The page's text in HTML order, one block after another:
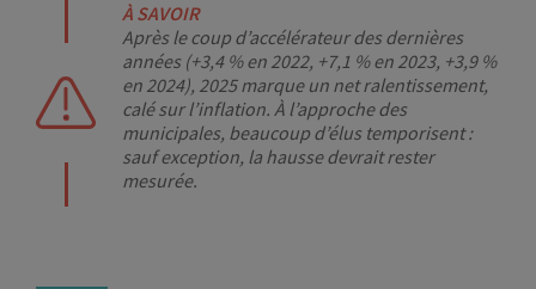
À SAVOIR
Après le coup d’accélérateur des dernières
années (+3,4 % en 2022, +7,1 % en 2023, +3,9 %
en 2024), 2025 marque un net ralentissement,
calé sur l’inflation. À l’approche des
municipales, beaucoup d’élus temporisent :
sauf exception, la hausse devrait rester
mesurée.